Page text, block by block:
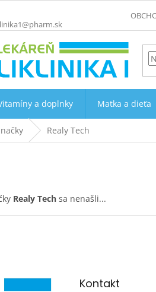
a doplnky Matka a dieťa
Realy Tech
Realy Tech sa nenašli...
Kontakt